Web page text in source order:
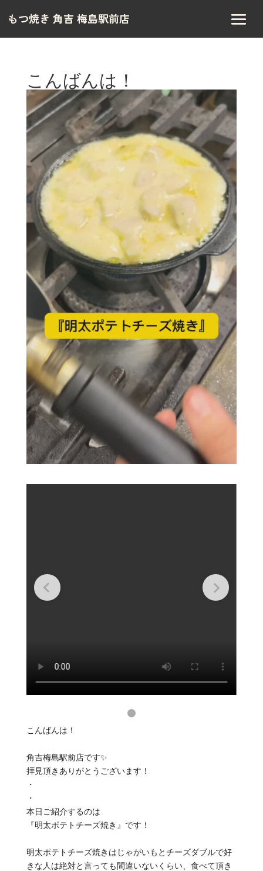
もつ焼き 角吉 梅島駅前店
こんばんは！
こんばんは！
角吉梅島駅前店です✨
拝見頂きありがとうございます！
・
・
本日ご紹介するのは
『明太ポテトチーズ焼き』です！
明太ポテトチーズ焼きはじゃがいもとチーズダブルで好
きな人は絶対と言っても間違いないくらい、食べて頂き